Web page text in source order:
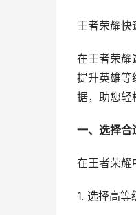
王者荣耀快
在王者荣耀
提升英雄等
据，助您轻
一、选择合
在王者荣耀
1. 选择高等